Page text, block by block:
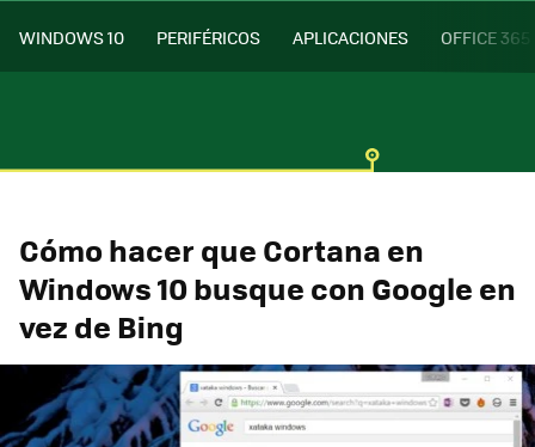
WINDOWS 10 PERIFÉRICOS APLICACIONES OFFICE 365
Cómo hacer que Cortana en
Windows 10 busque con Google en
vez de Bing